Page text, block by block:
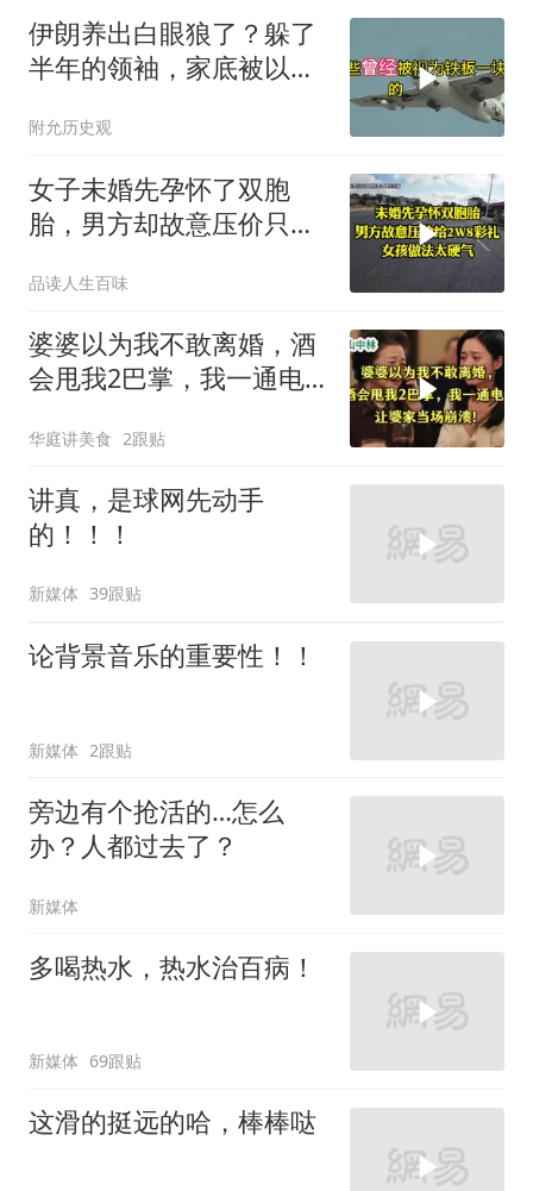
伊朗养出白眼狼了？躲了
半年的领袖，家底被以色
附允历史观
女子未婚先孕怀了双胞
胎，男方却故意压价只给
品读人生百味
婆婆以为我不敢离婚，酒
会甩我2巴掌，我一通电
华庭讲美食 2跟贴
讲真，是球网先动手
的！！！
新媒体 39跟贴
论背景音乐的重要性！！
新媒体 2跟贴
旁边有个抢活的…怎么
办？人都过去了？
新媒体
多喝热水，热水治百病！
新媒体 69跟贴
这滑的挺远的哈，棒棒哒